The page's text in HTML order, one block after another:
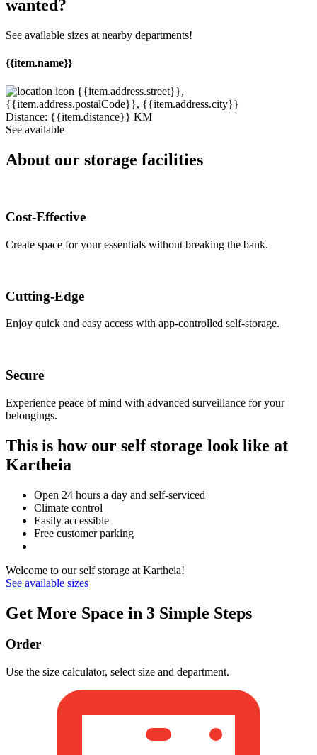
wanted?
See available sizes at nearby departments!
{{item.name}}
{{item.address.street}},
{{item.address.postalCode}}, {{item.address.city}}
Distance: {{item.distance}} KM
See available
About our storage facilities
Cost-Effective
Create space for your essentials without breaking the bank.
Cutting-Edge
Enjoy quick and easy access with app-controlled self-storage.
Secure
Experience peace of mind with advanced surveillance for your
belongings.
This is how our self storage look like at
Kartheia
Open 24 hours a day and self-serviced
Climate control
Easily accessible
Free customer parking
Welcome to our self storage at Kartheia!
See available sizes
Get More Space in 3 Simple Steps
Order
Use the size calculator, select size and department.